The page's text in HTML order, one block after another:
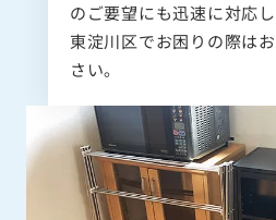
のご要望にも迅速に対応
東淀川区でお困りの際は
さい。